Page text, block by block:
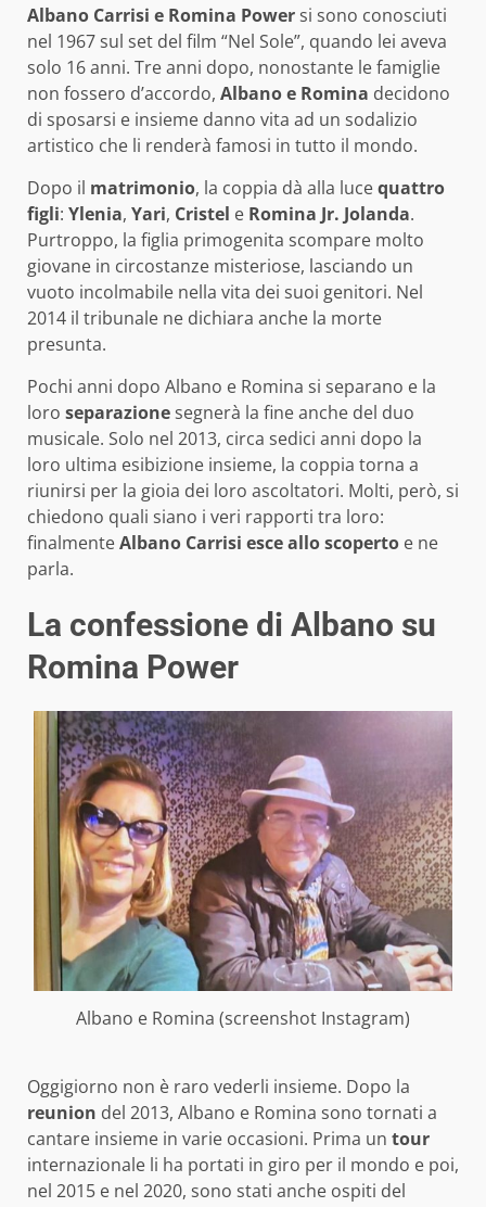
Albano Carrisi e Romina Powersi sono conosciuti
nel 1967 sul set del film “Nel Sole”, quando lei aveva
solo 16 anni. Tre anni dopo, nonostante le famiglie
non fossero d’accordo, Albano e Romina decidono
di sposarsi e insieme danno vita ad un sodalizio
artistico che li renderà famosi in tutto il mondo.
Dopo il matrimonio, la coppia dà alla lucequattro
figli: Ylenia, Yari, Cristel e Romina Jr. Jolanda.
Purtroppo, la figlia primogenita scompare molto
giovane in circostanze misteriose, lasciando un
vuoto incolmabile nella vita dei suoi genitori. Nel
2014 il tribunale ne dichiara anche la morte
presunta.
Pochi anni dopo Albano e Romina si separano e la
loro separazionesegnerà la fine anche del duo
musicale. Solo nel 2013, circa sedici anni dopo la
loro ultima esibizione insieme, la coppia torna a
riunirsi per la gioia dei loro ascoltatori. Molti, però, si
chiedono quali siano i veri rapporti tra loro:
finalmenteAlbano Carrisi esce allo scoperto e ne
parla.
La confessione di Albano su
Romina Power
Albano e Romina (screenshot Instagram)
Oggigiorno non è raro vederli insieme. Dopo la
reunion del 2013, Albano e Romina sono tornati a
cantare insieme in varie occasioni. Prima un tour
internazionale li ha portati in giro per il mondo e poi,
nel 2015 e nel 2020, sono stati anche ospiti del